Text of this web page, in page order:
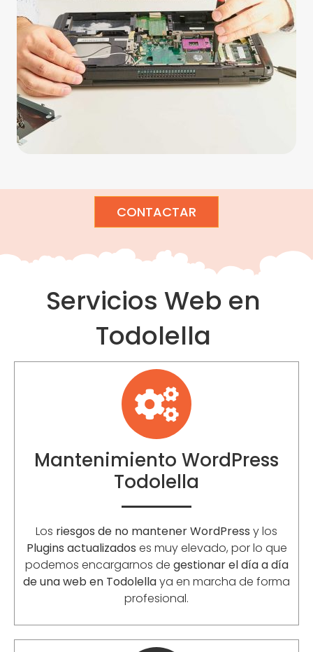
CONTACTAR
Servicios Web en
Todolella
Mantenimiento WordPress
Todolella
Los riesgos de no mantener WordPress y los
Plugins actualizados es muy elevado, por lo que
podemos encargarnos de gestionar el día a día
de una web en Todolellaya en marcha de forma
profesional.